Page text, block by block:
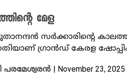
മേള
സർക്കാരിന്റെ
ഗ്രാൻഡ് കേരള
| November 23, 2025